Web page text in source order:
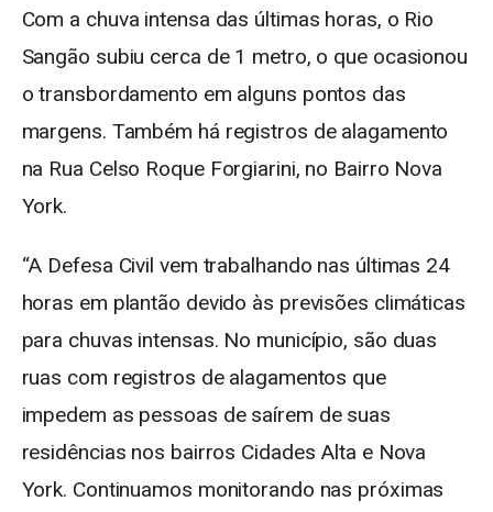
Com a chuva intensa das últimas horas, o Rio
Sangão subiu cerca de 1 metro, o que ocasionou
o transbordamento em alguns pontos das
margens. Também há registros de alagamento
na Rua Celso Roque Forgiarini, no Bairro Nova
York.
“A Defesa Civil vem trabalhando nas últimas 24
horas em plantão devido às previsões climáticas
para chuvas intensas. No município, são duas
ruas com registros de alagamentos que
impedem as pessoas de saírem de suas
residências nos bairros Cidades Alta e Nova
York. Continuamos monitorando nas próximas